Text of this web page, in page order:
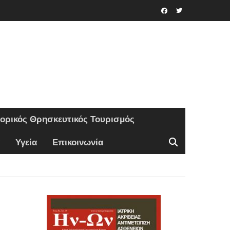
Θρησκευτικός Τουρισμός
Υγεία Επικοινωνία